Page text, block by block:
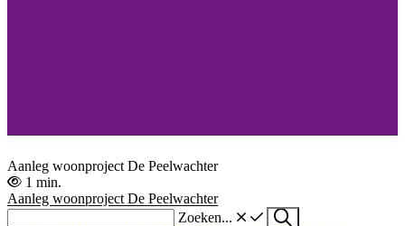
Aanleg woonproject De Peelwachter
1 min.
Aanleg woonproject De Peelwachter
Zoeken...